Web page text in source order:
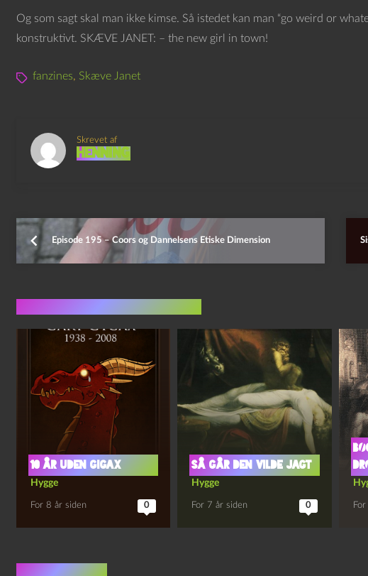
Og som sagt skal man ikke kimse. Så istedet kan man “go weird or
konstruktivt. SKÆVE JANET: – the new girl in town!
fanzines, Skæve Janet
Skrevet af
Henning
Episode 195 – Coors og Dannelsens Etiske Dimension
10 år uden Gigax
Hygge
For 8 år siden 0
SÅ GÅR DEN VILDE JAGT
Hygge
For 7 år siden 0
1 kommentar